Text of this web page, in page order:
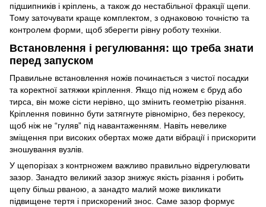
підшипників і кріплень, а також до нестабільної фракції щепи.
Тому заточувати краще комплектом, з однаковою точністю та
контролем форми, щоб зберегти рівну роботу техніки.
Встановлення і регулювання: що треба знати
перед запуском
Правильне встановлення ножів починається з чистої посадки
та коректної затяжки кріплення. Якщо під ножем є бруд або
тирса, він може сісти нерівно, що змінить геометрію різання.
Кріплення повинно бути затягнуте рівномірно, без перекосу,
щоб ніж не “гуляв” під навантаженням. Навіть невелике
зміщення при високих обертах може дати вібрації і прискорити
зношування вузлів.
У щепорізах з контрножем важливо правильно відрегулювати
зазор. Занадто великий зазор знижує якість різання і робить
щепу більш рваною, а занадто малий може викликати
підвищене тертя і прискорений знос. Саме зазор формує